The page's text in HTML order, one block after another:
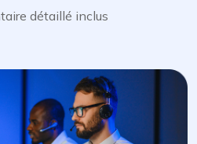
détaillé inclus